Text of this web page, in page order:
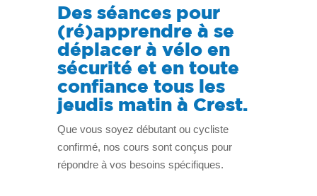
Des séances pour
(ré)apprendre à se
déplacer à vélo en
sécurité et en toute
confiance tous les
jeudis matin à Crest.
Que vous soyez débutant ou cycliste
confirmé, nos cours sont conçus pour
répondre à vos besoins spécifiques.